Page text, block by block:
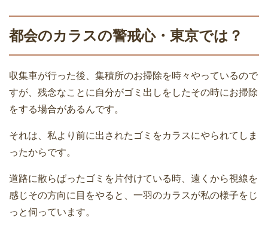
都会のカラスの警戒心・東京では？
収集車が行った後、集積所のお掃除を時々やっているので
すが、残念なことに自分がゴミ出しをしたその時にお掃除
をする場合があるんです。
それは、私より前に出されたゴミをカラスにやられてしま
ったからです。
道路に散らばったゴミを片付けている時、遠くから視線を
感じその方向に目をやると、一羽のカラスが私の様子をじ
っと伺っています。